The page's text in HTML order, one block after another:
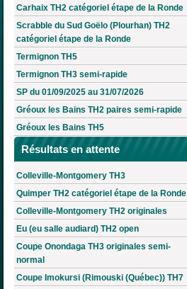
Carhaix TH2 catégoriel étape de la Ronde
Scrabble du Sud Goëlo (Plourhan) TH2
catégoriel étape de la Ronde
Termignon TH5
Termignon TH3 semi-rapide
SP du 01/09/2025 au 31/07/2026
Gréoux les Bains TH2 paires semi-rapide
Gréoux les Bains TH5
Résultats en attente
Colleville-Montgomery TH3
Quimper TH2 catégoriel étape de la Ronde
Colleville-Montgomery TH2 originales
Eu (eu salle audiard) TH2 open
Coupe Onondaga TH3 originales semi-
normal
Coupe Imokursi (Rimouski (Québec)) TH7